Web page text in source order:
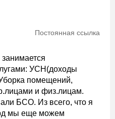
Постоянная ссылка
УСН(доходы
помещений,
и физ.лицам.
БСО. Из всего, что я
мы еще можем